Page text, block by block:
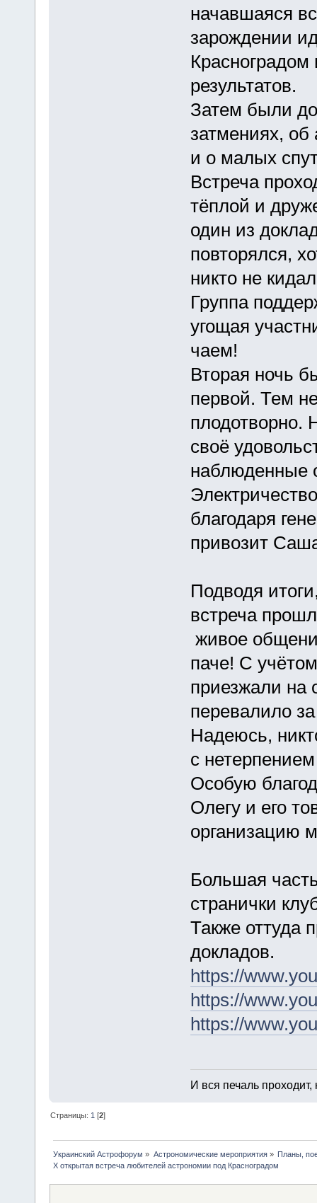
начавшаяся
зарождении
Красноградом
результатов.
Затем были
затмениях, об
и о малых
Встреча
тёплой и
один из
повторялся,
никто не
Группа
угощая
чаем!
Вторая ночь
первой. Тем
плодотворно.
своё
наблюденные
благодаря
привозит
Подводя
встреча
живое
паче! С
приезжали на
перевалило
Надеюсь,
с
Особую
Олегу и его
организацию
Большая
странички
Также оттуда
докладов.
https://
https://
https://
И вся печаль
Страницы: 1 [2]
Украинский Астрофорум » Астрономические мероприятия» Планы,
X открытая встреча любителей астрономии под Красноградом